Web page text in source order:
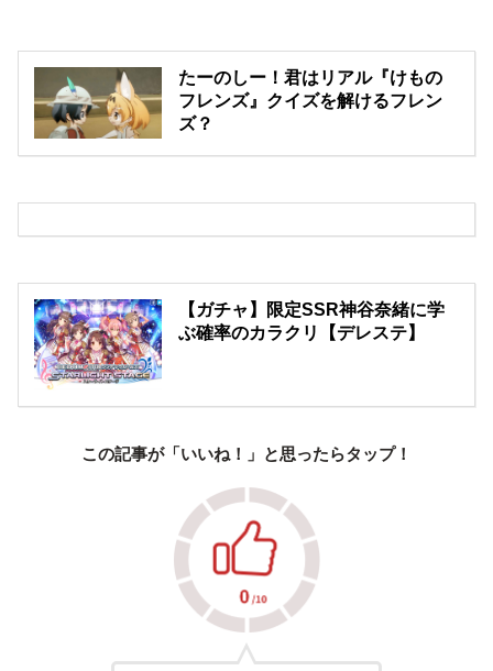
たーのしー！君はリアル『けもの
フレンズ』クイズを解けるフレン
ズ？
【ガチャ】限定SSR神谷奈緒に学
ぶ確率のカラクリ【デレステ】
この記事が「いいね！」と思ったらタップ！